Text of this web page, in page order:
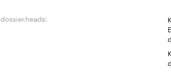
dossier.heads: